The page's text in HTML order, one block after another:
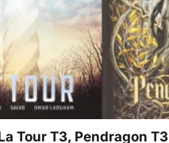
Tour T3, Pendragon T3